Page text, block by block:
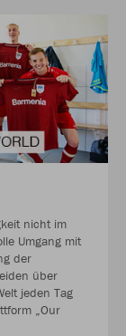
nicht im
Umgang mit
der
über
jeden Tag
„Our